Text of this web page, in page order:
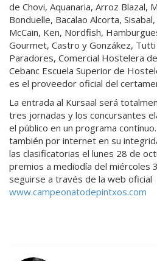
de Chovi, Aquanaria, Arroz Blazal,
Bonduelle, Bacalao Alcorta,
McCain, Ken, Nordfish,
Gourmet, Castro y Gonzákez,
Paradores, Comercial Hostelera
Cebanc Escuela Superior de
es el proveedor oficial del
La entrada al Kursaal será
tres jornadas y los concursantes
el público en un programa
también por internet en su
las clasificatorias el lunes 28 de
premios a mediodía del miércoles
seguirse a través de la web oficial
www.campeonatodepintxos.com